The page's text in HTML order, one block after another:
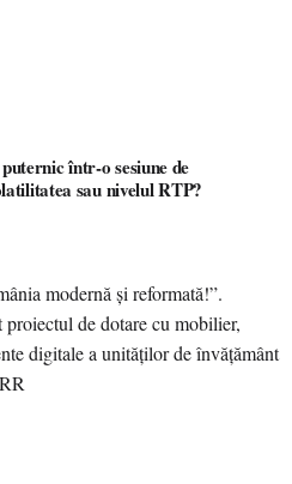
într-o sesiune de
sau nivelul RTP?